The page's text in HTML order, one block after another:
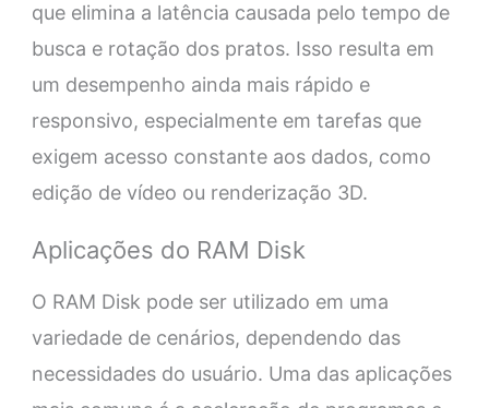
que elimina a latência causada pelo tempo de
busca e rotação dos pratos. Isso resulta em
um desempenho ainda mais rápido e
responsivo, especialmente em tarefas que
exigem acesso constante aos dados, como
edição de vídeo ou renderização 3D.
Aplicações do RAM Disk
O RAM Disk pode ser utilizado em uma
variedade de cenários, dependendo das
necessidades do usuário. Uma das aplicações